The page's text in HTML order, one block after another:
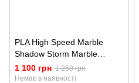
PLA High Speed Marble
Shadow Storm Marble
Тіньовий штормовий
Мармур
1 100 грн 1 250 грн
Немає в наявності